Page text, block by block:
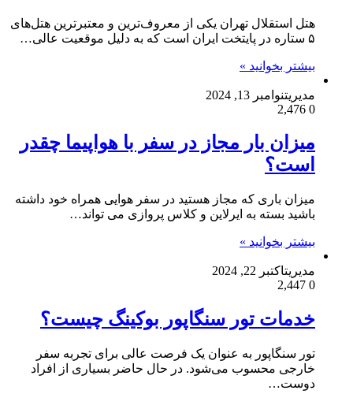
هتل استقلال تهران یکی از معروف‌ترین و معتبرترین هتل‌های
۵ ستاره در پایتخت ایران است که به دلیل موقعیت عالی…
بیشتر بخوانید »
مدیریتنوامبر 13, 2024
0
میزان بار مجاز در سفر با هواپیما چقدر
است؟
میزان باری که مجاز هستید در سفر هوایی همراه خود داشته
باشید بسته به ایرلاین و کلاس پروازی می تواند…
بیشتر بخوانید »
مدیریتاکتبر 22, 2024
0
خدمات تور سنگاپور بوکینگ چیست؟
تور سنگاپور به عنوان یک فرصت عالی برای تجربه سفر
خارجی محسوب می‌شود. در حال حاضر بسیاری از افراد
دوست…